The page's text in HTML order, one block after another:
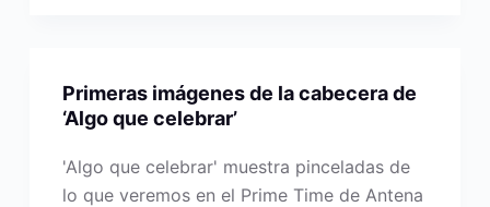
Primeras imágenes de la cabecera de
‘Algo que celebrar’
'Algo que celebrar' muestra pinceladas de
lo que veremos en el Prime Time de Antena